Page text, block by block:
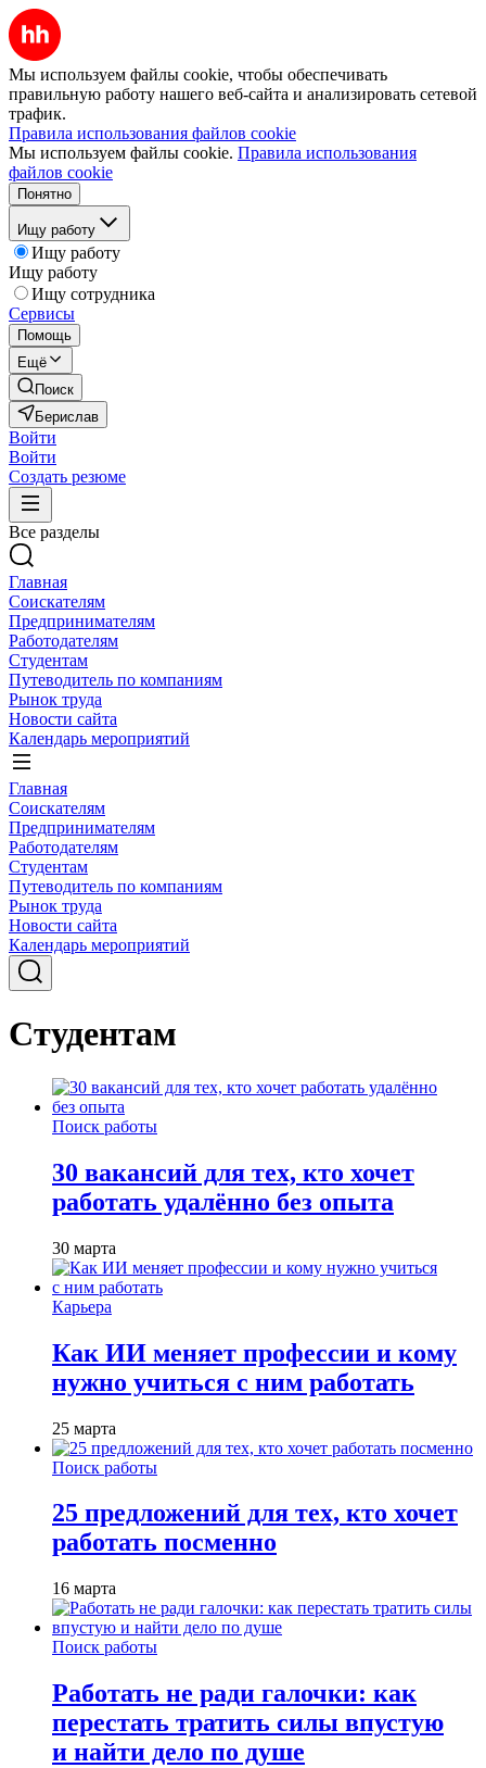
Мы используем файлы cookie, чтобы обеспечивать
правильную работу нашего веб-сайта и анализировать сетевой
трафик.
Правила использования файлов cookie
Мы используем файлы cookie. Правила использования
файлов cookie
Понятно
Ищу работу
Ищу работу
Ищу работу
Ищу сотрудника
Сервисы
Помощь
Ещё
Поиск
Берислав
Войти
Войти
Создать резюме
Все разделы
Главная
Соискателям
Предпринимателям
Работодателям
Студентам
Путеводитель по компаниям
Рынок труда
Новости сайта
Календарь мероприятий
Главная
Соискателям
Предпринимателям
Работодателям
Студентам
Путеводитель по компаниям
Рынок труда
Новости сайта
Календарь мероприятий
Студентам
Поиск работы
30 вакансий для тех, кто хочет
работать удалённо без опыта
30 марта
Карьера
Как ИИ меняет профессии и кому
нужно учиться с ним работать
25 марта
Поиск работы
25 предложений для тех, кто хочет
работать посменно
16 марта
Поиск работы
Работать не ради галочки: как
перестать тратить силы впустую
и найти дело по душе